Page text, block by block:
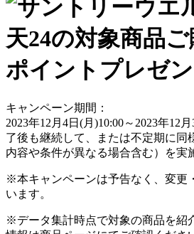
キャンペーン期間：
2023年12月4日(月)10:00～2023年12
了後も継続して、または不定期に同
内容や条件が異なる場合含む）を実
※本キャンペーンは予告なく、変更
います。
※データ集計時点で対象の商品を紹